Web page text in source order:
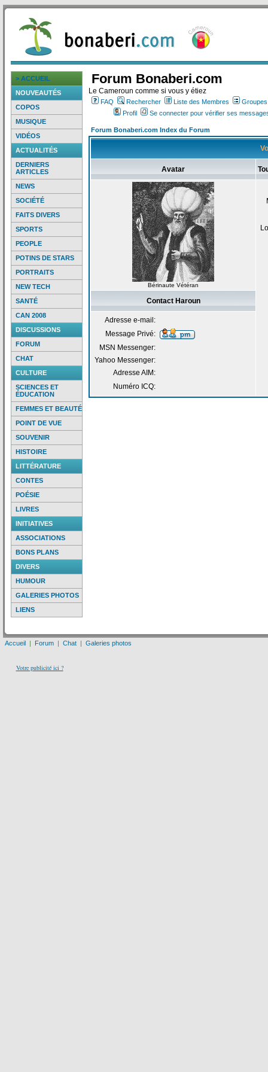
> ACCUEIL
NOUVEAUTÉS
COPOS
MUSIQUE
VIDÉOS
ACTUALITÉS
DERNIERS
ARTICLES
NEWS
SOCIÉTÉ
FAITS DIVERS
SPORTS
PEOPLE
POTINS DE STARS
PORTRAITS
NEW TECH
SANTÉ
CAN 2008
DISCUSSIONS
FORUM
CHAT
CULTURE
SCIENCES ET
ÉDUCATION
FEMMES ET BEAUTÉ
POINT DE VUE
SOUVENIR
HISTOIRE
LITTÉRATURE
CONTES
POÉSIE
LIVRES
INITIATIVES
ASSOCIATIONS
BONS PLANS
DIVERS
HUMOUR
GALERIES PHOTOS
LIENS
Forum Bonaberi.com
Le Cameroun comme si vous y étiez
FAQ Rechercher Liste des Membres
Profil
Se connecter pour vérifier ses
Forum Bonaberi.com Index du Forum
Avatar
Bérinaute Vétéran
Contact Haroun
Adresse e-mail:
Message Privé:
MSN Messenger:
Yahoo Messenger:
Adresse AIM:
Numéro ICQ:
Accueil | Forum | Chat | Galeries photos
Votre publicité ici ?